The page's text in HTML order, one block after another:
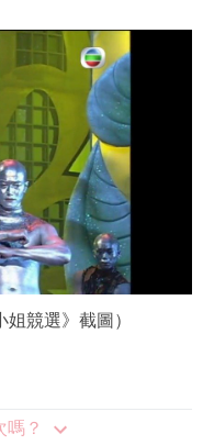
競選》截圖）
嗎？